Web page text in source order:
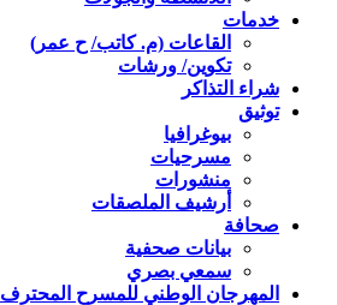
خدمات
القاعات (م. كاتب/ ح عمر)
تكوين/ ورشات
شراء التذاكر
توثيق
بيوغرافيا
مسرحيات
منشورات
أرشيف الملصقات
صحافة
بيانات صحفية
سمعي بصري
المهرجان الوطني للمسرح المحترف